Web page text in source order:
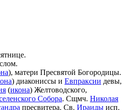
), матери Пресвятой Богородицы.
) диакониссы и Евпраксии девы,
(икона) Желтоводского,
Собора. Сщмч. Николая
пресвитера. Св. Ираиды исп.